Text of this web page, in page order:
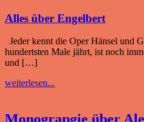
Alles über Engelbert
Jeder kennt die Oper Hänsel und
hundertsten Male jährt, ist noch
und […]
weiterlesen...